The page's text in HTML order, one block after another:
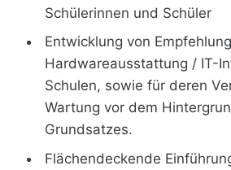
Schülerinnen und Schüler
Entwicklung von
Hardwareausstattung / IT-
Schulen, sowie für deren
Wartung vor dem
Grundsatzes.
Flächendeckende